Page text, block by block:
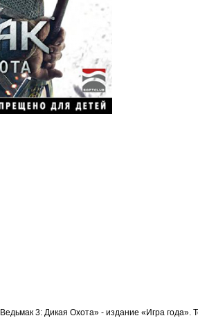
3: Дикая Охота» - издание «Игра года».